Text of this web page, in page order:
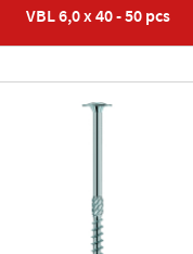
VBL 6,0 x 40 - 50 pcs